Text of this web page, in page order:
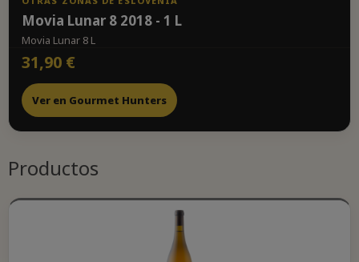
Movia Lunar 8 2018 - 1 L
Movia Lunar 8 L
31,90 €
Ver en Gourmet Hunters
Productos